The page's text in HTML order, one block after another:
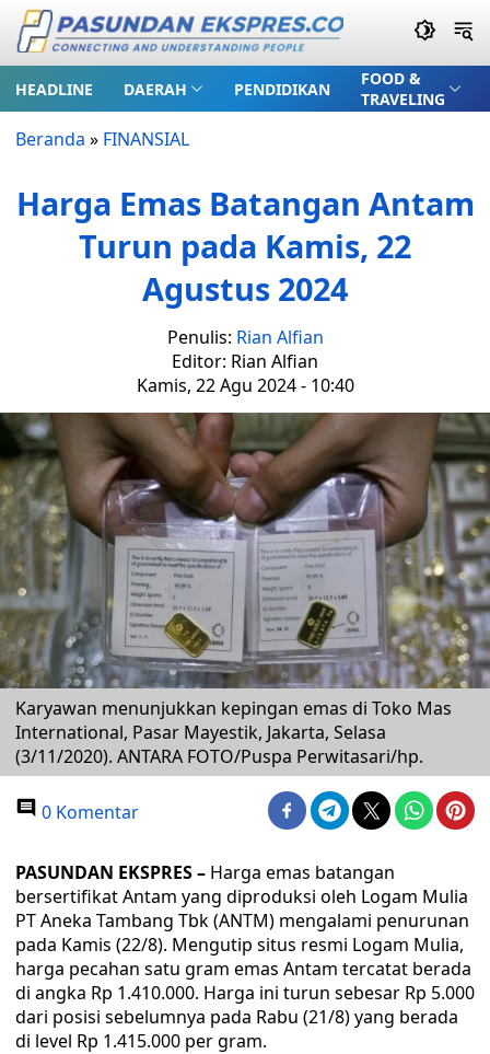
HEADLINE DAERAH PENDIDIKAN
FOOD &
TRAVELING
Beranda » FINANSIAL
Harga Emas Batangan Antam
Turun pada Kamis, 22
Agustus 2024
Penulis: Rian Alfian
Editor: Rian Alfian
Kamis, 22 Agu 2024 - 10:40
Karyawan menunjukkan kepingan emas di Toko Mas
International, Pasar Mayestik, Jakarta, Selasa
(3/11/2020). ANTARA FOTO/Puspa Perwitasari/hp.
0 Komentar
PASUNDAN EKSPRES – Harga emas batangan
bersertifikat Antam yang diproduksi oleh Logam Mulia
PT Aneka Tambang Tbk (ANTM) mengalami penurunan
pada Kamis (22/8). Mengutip situs resmi Logam Mulia,
harga pecahan satu gram emas Antam tercatat berada
di angka Rp 1.410.000. Harga ini turun sebesar Rp 5.000
dari posisi sebelumnya pada Rabu (21/8) yang berada
di level Rp 1.415.000 per gram.